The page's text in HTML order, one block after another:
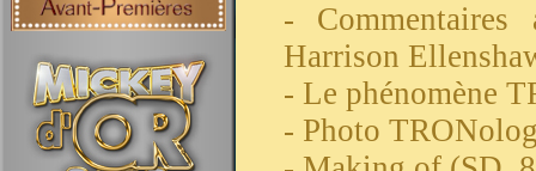
-
Harrison
- Le phénomène
- Photo